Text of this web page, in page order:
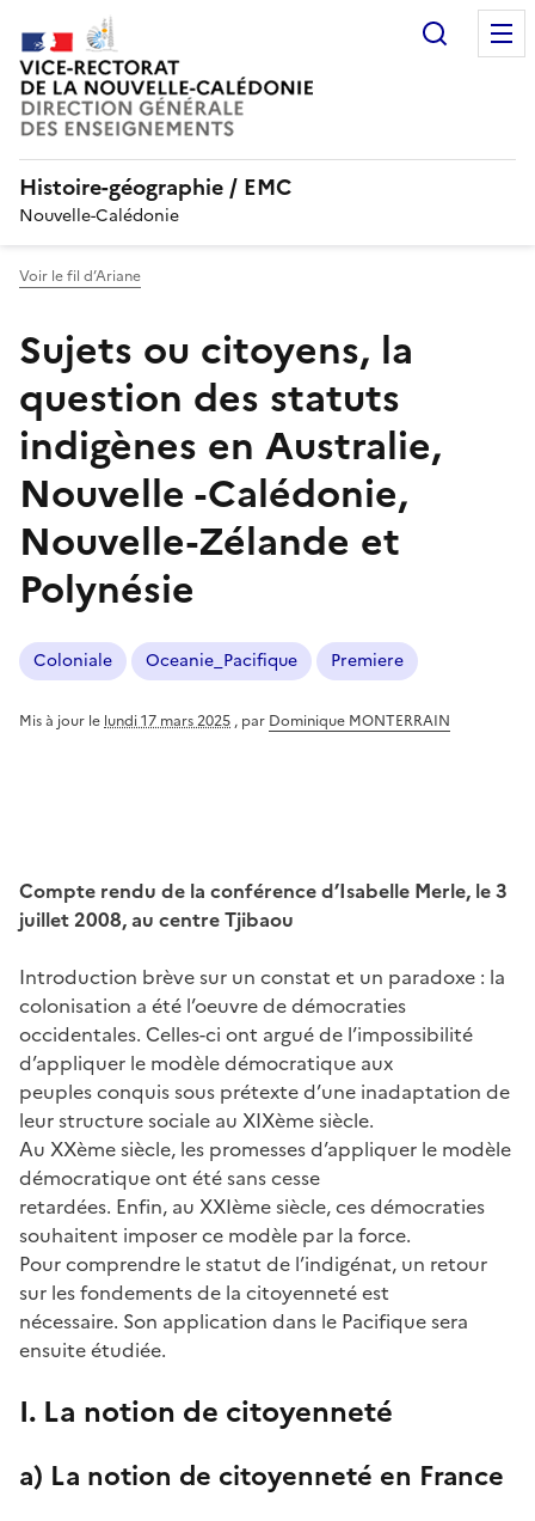
Histoire-géographie / EMC
Nouvelle-Calédonie
Voir le fil d’Ariane
Sujets ou citoyens, la
question des statuts
indigènes en Australie,
Nouvelle -Calédonie,
Nouvelle-Zélande et
Polynésie
Coloniale Oceanie_Pacifique Premiere
Mis à jour le lundi 17 mars 2025 , par Dominique MONTERRAIN
Compte rendu de la conférence d’Isabelle Merle, le 3
juillet 2008, au centre Tjibaou
Introduction brève sur un constat et un paradoxe : la
colonisation a été l’oeuvre de démocraties
occidentales. Celles-ci ont argué de l’impossibilité
d’appliquer le modèle démocratique aux
peuples conquis sous prétexte d’une inadaptation de
leur structure sociale au XIXème siècle.
Au XXème siècle, les promesses d’appliquer le modèle
démocratique ont été sans cesse
retardées. Enfin, au XXIème siècle, ces démocraties
souhaitent imposer ce modèle par la force.
Pour comprendre le statut de l’indigénat, un retour
sur les fondements de la citoyenneté est
nécessaire. Son application dans le Pacifique sera
ensuite étudiée.
I. La notion de citoyenneté
a) La notion de citoyenneté en France